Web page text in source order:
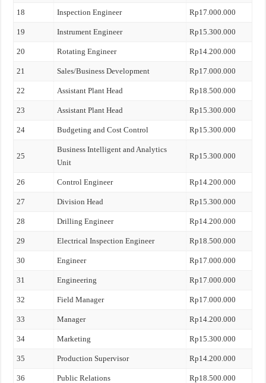
18 Inspection Engineer Rp17.000.000
19 Instrument Engineer Rp15.300.000
20 Rotating Engineer Rp14.200.000
21 Sales/Business Development Rp17.000.000
22 Assistant Plant Head Rp18.500.000
23 Assistant Plant Head Rp15.300.000
24 Budgeting and Cost Control Rp15.300.000
25
Business Intelligent and Analytics
Unit
Rp15.300.000
26 Control Engineer Rp14.200.000
27 Division Head Rp15.300.000
28 Drilling Engineer Rp14.200.000
29 Electrical Inspection Engineer Rp18.500.000
30 Engineer Rp17.000.000
31 Engineering Rp17.000.000
32 Field Manager Rp17.000.000
33 Manager Rp14.200.000
34 Marketing Rp15.300.000
35 Production Supervisor Rp14.200.000
36 Public Relations Rp18.500.000